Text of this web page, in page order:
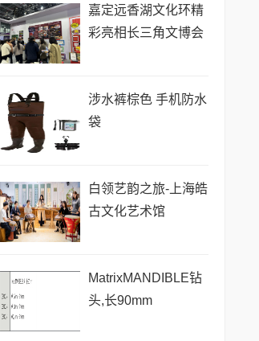
嘉定远香湖文化环精
彩亮相长三角文博会
涉水裤棕色 手机防水
袋
白领艺韵之旅-上海皓
古文化艺术馆
MatrixMANDIBLE钻
头,长90mm